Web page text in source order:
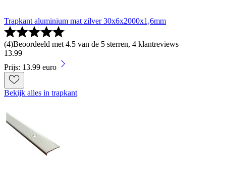
Trapkant aluminium mat zilver 30x6x2000x1,6mm
(4)Beoordeeld met 4.5 van de 5 sterren, 4 klantreviews
13.99
Prijs: 13.99 euro
Bekijk alles in trapkant